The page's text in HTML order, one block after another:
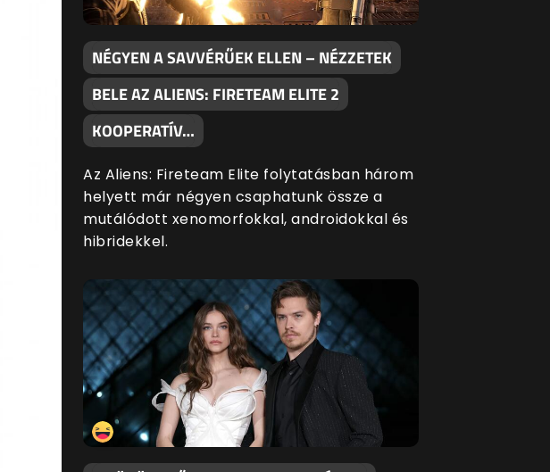
NÉGYEN A SAVVÉRŰEK ELLEN – NÉZZETEK
BELE AZ ALIENS: FIRETEAM ELITE 2
KOOPERATÍV…
Az Aliens: Fireteam Elite folytatásban három
helyett már négyen csaphatunk össze a
mutálódott xenomorfokkal, androidokkal és
hibridekkel.